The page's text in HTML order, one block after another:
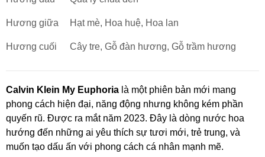
Hương giữa Hạt mè, Hoa huệ, Hoa lan
Hương cuối Cây tre, Gỗ đàn hương, Gỗ trầm hương
Calvin Klein My Euphoria là một phiên bản mới mang
phong cách hiện đại, năng động nhưng không kém phần
quyến rũ. Được ra mắt năm 2023. Đây là dòng nước hoa
hướng đến những ai yêu thích sự tươi mới, trẻ trung, và
muốn tạo dấu ấn với phong cách cá nhân mạnh mẽ.